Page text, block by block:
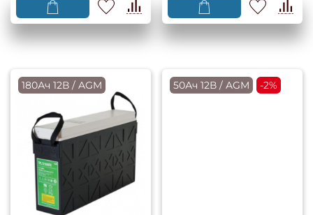
180Ач 12В / AGM 50Ач 12В / AGM -2%